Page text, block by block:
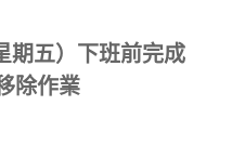
期五）下班前完成
除作業